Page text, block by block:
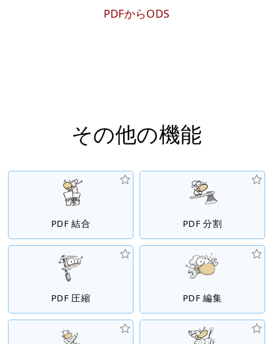
PDFからODS
その他の機能
PDF 結合 PDF 分割
PDF 圧縮 PDF 編集